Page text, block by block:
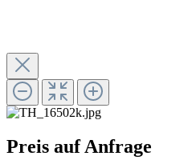
Preis auf Anfrage